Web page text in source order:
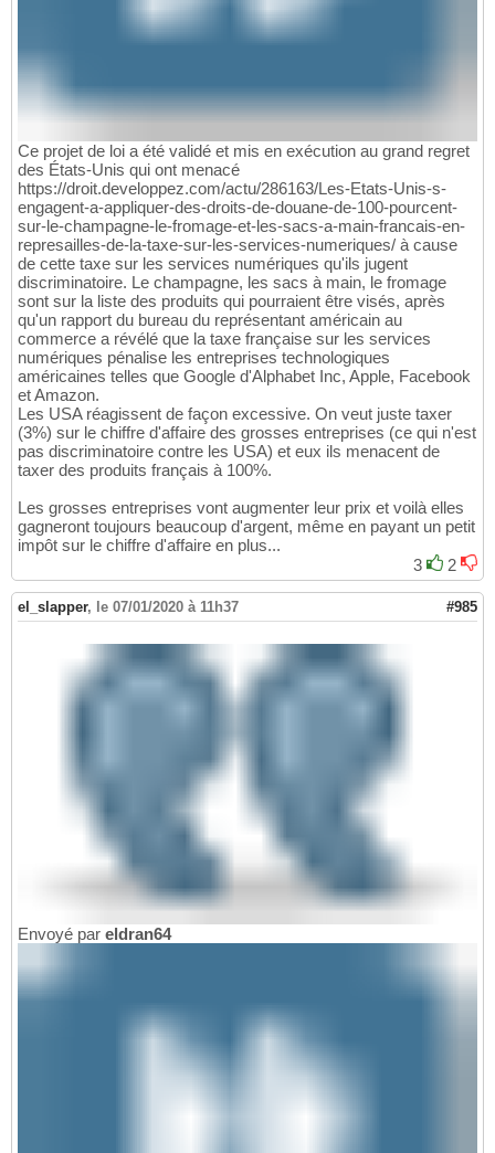
Ce projet de loi a été validé et mis en exécution au grand regret
des États-Unis qui ont menacé
https://droit.developpez.com/actu/286163/Les-Etats-Unis-s-
engagent-a-appliquer-des-droits-de-douane-de-100-pourcent-
sur-le-champagne-le-fromage-et-les-sacs-a-main-francais-en-
represailles-de-la-taxe-sur-les-services-numeriques/ à cause
de cette taxe sur les services numériques qu'ils jugent
discriminatoire. Le champagne, les sacs à main, le fromage
sont sur la liste des produits qui pourraient être visés, après
qu'un rapport du bureau du représentant américain au
commerce a révélé que la taxe française sur les services
numériques pénalise les entreprises technologiques
américaines telles que Google d'Alphabet Inc, Apple, Facebook
et Amazon.
Les USA réagissent de façon excessive. On veut juste taxer
(3%) sur le chiffre d'affaire des grosses entreprises (ce qui n'est
pas discriminatoire contre les USA) et eux ils menacent de
taxer des produits français à 100%.
Les grosses entreprises vont augmenter leur prix et voilà elles
gagneront toujours beaucoup d'argent, même en payant un petit
impôt sur le chiffre d'affaire en plus...
3
2
el_slapper, le 07/01/2020 à 11h37 #985
Envoyé par eldran64